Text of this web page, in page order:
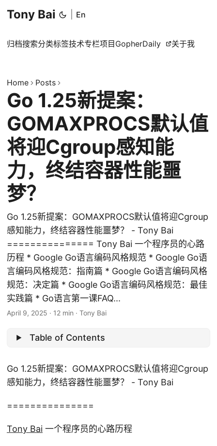
Tony Bai En
归档搜索分类标签技术专栏项目 GopherDaily 关于我
Home Posts
Go 1.25新提案：
GOMAXPROCS默认值
将迎Cgroup感知能
力，终结容器性能噩
梦？
Go 1.25新提案：GOMAXPROCS默认值将迎Cgroup
感知能力，终结容器性能噩梦？ - Tony Bai
=============== Tony Bai 一个程序员的心路
历程 * Google Go语言编码风格规范 * Google Go语
言编码风格规范：指南篇 * Google Go语言编码风格
规范：决定篇 * Google Go语言编码风格规范：最佳
实践篇 * Go语言第一课FAQ...
April 9, 2025 · 12 min · Tony Bai
Table of Contents
Go 1.25新提案：GOMAXPROCS默认值将迎Cgroup
感知能力，终结容器性能噩梦？ - Tony Bai
===============
Tony Bai 一个程序员的心路历程